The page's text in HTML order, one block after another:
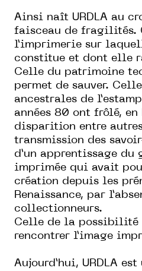
Ainsi naît URDLA au
faisceau de fragilités.
l’imprimerie sur
constitue et dont elle
Celle du patrimoine
permet de sauver.
ancestrales de
années 80 ont frôlé, en
disparition entre
transmission des
d’un apprentissage du
imprimée qui avait
création depuis les
Renaissance, par
collectionneurs.
Celle de la possibilité
rencontrer l’image
Aujourd’hui, URDLA